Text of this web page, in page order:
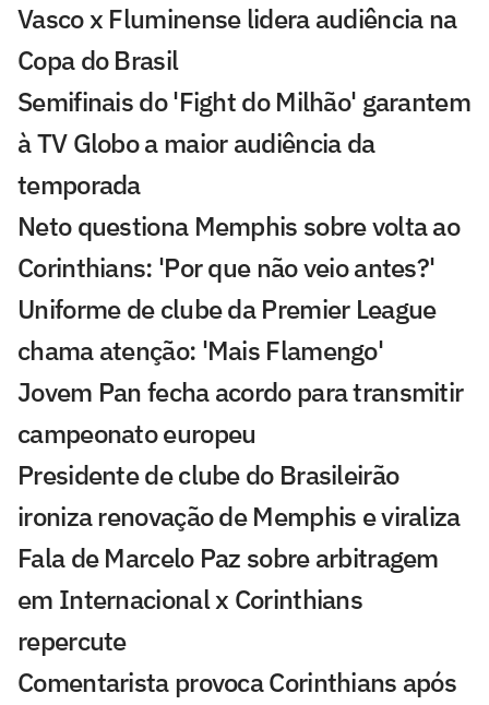
Vasco x Fluminense lidera audiência na
Copa do Brasil
Semifinais do 'Fight do Milhão' garantem
à TV Globo a maior audiência da
temporada
Neto questiona Memphis sobre volta ao
Corinthians: 'Por que não veio antes?'
Uniforme de clube da Premier League
chama atenção: 'Mais Flamengo'
Jovem Pan fecha acordo para transmitir
campeonato europeu
Presidente de clube do Brasileirão
ironiza renovação de Memphis e viraliza
Fala de Marcelo Paz sobre arbitragem
em Internacional x Corinthians
repercute
Comentarista provoca Corinthians após